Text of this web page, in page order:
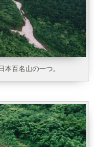
本百名山の一つ。